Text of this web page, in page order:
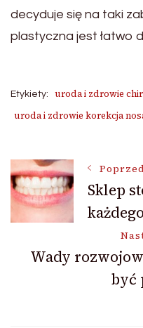
decyduje się na taki
plastyczna jest łatwo
Etykiety:
uroda i zdrowie
uroda i zdrowie korekcja
wpisu
Sklep
każdego
Wady
być